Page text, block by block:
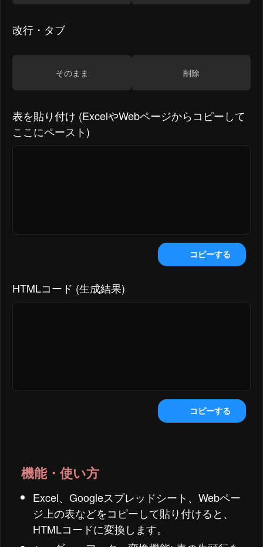
改行・タブ
そのまま 削除
表を貼り付け (ExcelやWebページからコピーして
ここにペースト)
コピーする
HTMLコード (生成結果)
コピーする
機能・使い方
Excel、Googleスプレッドシート、Webペー
ジ上の表などをコピーして貼り付けると、
HTMLコードに変換します。